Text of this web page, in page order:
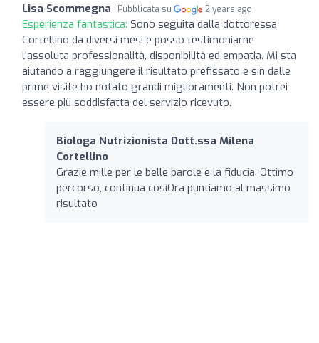
Lisa Scommegna Pubblicata su 2 years ago
Esperienza fantastica: Sono seguita dalla dottoressa
Cortellino da diversi mesi e posso testimoniarne
l'assoluta professionalità, disponibilità ed empatia. Mi sta
aiutando a raggiungere il risultato prefissato e sin dalle
prime visite ho notato grandi miglioramenti. Non potrei
essere più soddisfatta del servizio ricevuto.
Biologa Nutrizionista Dott.ssa Milena
Cortellino
Grazie mille per le belle parole e la fiducia. Ottimo
percorso, continua cosìOra puntiamo al massimo
risultato